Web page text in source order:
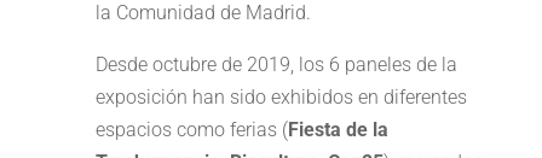
la Comunidad de Madrid.
Desde octubre de 2019, los 6 paneles de la
exposición han sido exhibidos en diferentes
espacios como ferias (Fiesta de la